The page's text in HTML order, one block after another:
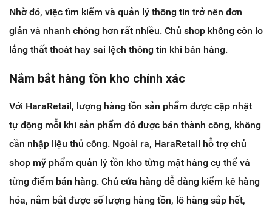
Nhờ đó, việc tìm kiếm và quản lý thông tin trở nên đơn
giản và nhanh chóng hơn rất nhiều. Chủ shop không còn lo
lắng thất thoát hay sai lệch thông tin khi bán hàng.
Nắm bắt hàng tồn kho chính xác
Với HaraRetail, lượng hàng tồn sản phẩm được cập nhật
tự động mỗi khi sản phẩm đó được bán thành công, không
cần nhập liệu thủ công. Ngoài ra, HaraRetail hỗ trợ chủ
shop mỹ phẩm quản lý tồn kho từng mặt hàng cụ thể và
từng điểm bán hàng. Chủ cửa hàng dễ dàng kiểm kê hàng
hóa, nắm bắt được số lượng hàng tồn, lô hàng sắp hết,